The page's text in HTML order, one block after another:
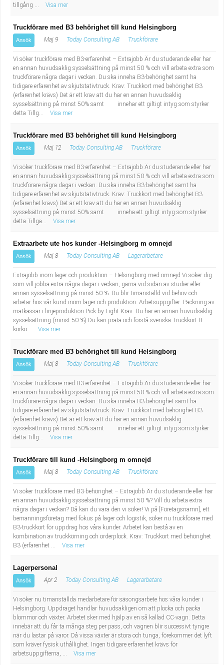
tillgång ...
Visa mer
Truckförare med B3 behörighet till kund Helsingborg
Ansök Maj 9 Today Consulting AB Truckförare
Vi söker truckförare med B3-erfarenhet – Extrajobb Är du studerande eller har
en annan huvudsaklig sysselsättning på minst 50 % och vill arbeta extra som
truckförare några dagar i veckan. Du ska inneha B3-behörighet samt ha
tidigare erfarenhet av skjutstativtruck. Krav: Truckkort med behörighet B3
(erfarenhet krävs) Det är ett krav att du har en annan huvudsaklig
sysselsättning på minst 50% samt innehar ett giltigt intyg som styrker
detta Tillg...
Visa mer
Truckförare med B3 behörighet till kund Helsingborg
Ansök Maj 12 Today Consulting AB Truckförare
Vi söker truckförare med B3-erfarenhet – Extrajobb Är du studerande eller har
en annan huvudsaklig sysselsättning på minst 50 % och vill arbeta extra som
truckförare några dagar i veckan. Du ska inneha B3-behörighet samt ha
tidigare erfarenhet av skjutstativtruck. Krav: Truckkort med behörighet B3
(erfarenhet krävs) Det är ett krav att du har en annan huvudsaklig
sysselsättning på minst 50% samt inneha ett giltigt intyg som styrker
detta Tillgä...
Visa mer
Extraarbete ute hos kunder -Helsingborg m omnejd
Ansök Maj 8 Today Consulting AB Lagerarbetare
Extrajobb inom lager och produktion – Helsingborg med omnejd Vi söker dig
som vill jobba extra några dagar i veckan, gärna vid sidan av studier eller
annan sysselsättning på minst 50 %. Du blir timanställd vid behov och
arbetar hos vår kund inom lager och produktion. Arbetsuppgifter: Packning av
matkassar i linjeproduktion Pick by Light Krav: Du har en annan huvudsaklig
sysselsättning (minst 50 %) Du kan prata och förstå svenska Truckkort B-
körko...
Visa mer
Truckförare med B3 behörighet till kund Helsingborg
Ansök Maj 8 Today Consulting AB Truckförare
Vi söker truckförare med B3-erfarenhet – Extrajobb Är du studerande eller har
en annan huvudsaklig sysselsättning på minst 50 % och vill arbeta extra som
truckförare några dagar i veckan. Du ska inneha B3-behörighet samt ha
tidigare erfarenhet av skjutstativtruck. Krav: Truckkort med behörighet B3
(erfarenhet krävs) Det är ett krav att du har en annan huvudsaklig
sysselsättning på minst 50% samt innehar ett giltigt intyg som styrker
detta Tillg...
Visa mer
Truckförare till kund -Helsingborg m omnejd
Ansök Maj 8 Today Consulting AB Truckförare
Vi söker truckförare med B3-behörighet – Extrajobb Är du studerande eller har
en annan huvudsaklig sysselsättning på minst 50 %? Vill du arbeta extra
några dagar i veckan? Då kan du vara den vi söker! Vi på [Företagsnamn], ett
bemanningsföretag med fokus på lager och logistik, söker nu truckförare med
B3-truckkort för uppdrag hos våra kunder. Arbetet kan bestå av en
kombination av truckkörning och orderplock. Krav: Truckkort med behörighet
B3 (erfarenhet ...
Visa mer
Lagerpersonal
Ansök Apr 2 Today Consulting AB Lagerarbetare
Vi söker nu timanställda medarbetare för säsongsarbete hos våra kunder i
Helsingborg. Uppdraget handlar huvudsakligen om att plocka och packa
blommor och växter. Arbetet sker med hjälp av en så kallad CC-vagn. Detta
innebär att du får ta många steg per pass, och vagnen blir successivt tyngre
när du lastar på varor. Då vissa växter är stora och tunga, förekommer det lyft
som kräver fysisk uthållighet. Ingen tidigare erfarenhet krävs för
arbetsuppgifterna, ...
Visa mer